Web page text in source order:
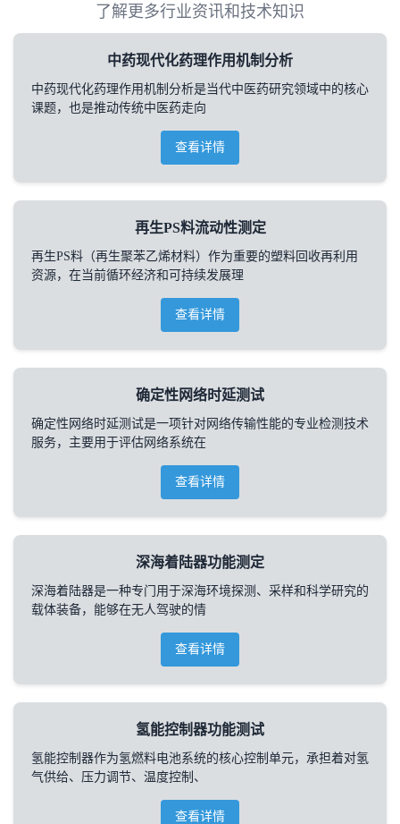
了解更多行业资讯和技术知识
中药现代化药理作用机制分析
中药现代化药理作用机制分析是当代中医药研究领域中的核心
课题，也是推动传统中医药走向
查看详情
再生PS料流动性测定
再生PS料（再生聚苯乙烯材料）作为重要的塑料回收再利用
资源，在当前循环经济和可持续发展理
查看详情
确定性网络时延测试
确定性网络时延测试是一项针对网络传输性能的专业检测技术
服务，主要用于评估网络系统在
查看详情
深海着陆器功能测定
深海着陆器是一种专门用于深海环境探测、采样和科学研究的
载体装备，能够在无人驾驶的情
查看详情
氢能控制器功能测试
氢能控制器作为氢燃料电池系统的核心控制单元，承担着对氢
气供给、压力调节、温度控制、
查看详情